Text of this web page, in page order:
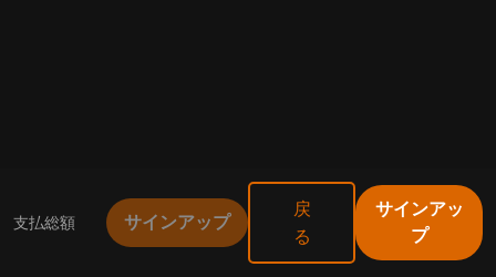
支払総額 サインアップ
戻
る
サインアッ
プ